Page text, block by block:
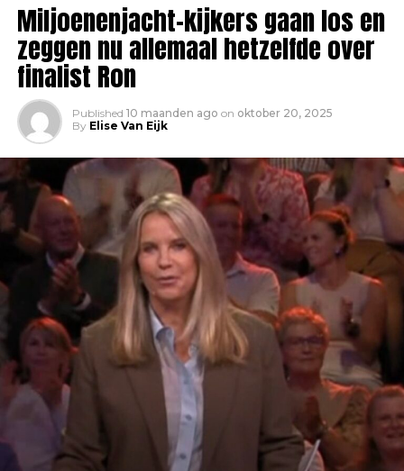
Miljoenenjacht-kijkers gaan los en
zeggen nu allemaal hetzelfde over
finalist Ron
Published 10 maanden ago on oktober 20, 2025
By Elise Van Eijk